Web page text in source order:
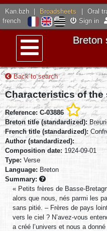
Kan.bzh Broadsheets Oral
french
Sign in
Menu
Breton
Back to search
Characteristics of the
Reference: C-03886
Breton title (standardized):
French title (standardized):
Author (standardized):
Composition date: 1924-09-01
Type: Verse
Language: Breton
Summary:
« Petits frères de Basse-
alors que nous, nés parmi les
sans pitié. – Frères de pays
vers le ciel ? N’avez-vous
a créé l’univers et nous a